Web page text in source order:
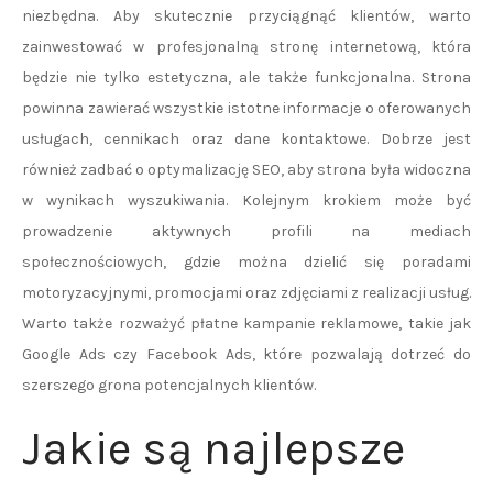
niezbędna. Aby skutecznie przyciągnąć klientów, warto
zainwestować w profesjonalną stronę internetową, która
będzie nie tylko estetyczna, ale także funkcjonalna. Strona
powinna zawierać wszystkie istotne informacje o oferowanych
usługach, cennikach oraz dane kontaktowe. Dobrze jest
również zadbać o optymalizację SEO, aby strona była widoczna
w wynikach wyszukiwania. Kolejnym krokiem może być
prowadzenie aktywnych profili na mediach
społecznościowych, gdzie można dzielić się poradami
motoryzacyjnymi, promocjami oraz zdjęciami z realizacji usług.
Warto także rozważyć płatne kampanie reklamowe, takie jak
Google Ads czy Facebook Ads, które pozwalają dotrzeć do
szerszego grona potencjalnych klientów.
Jakie są najlepsze